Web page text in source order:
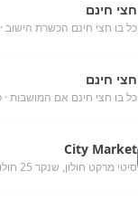
חצי חינם
כל בו חצי חינם הכשרת הישוב
חצי חינם
כל בו חצי חינם אם המושבות
City Market
סיטי מרקט חולון, שנקר 25 חולון